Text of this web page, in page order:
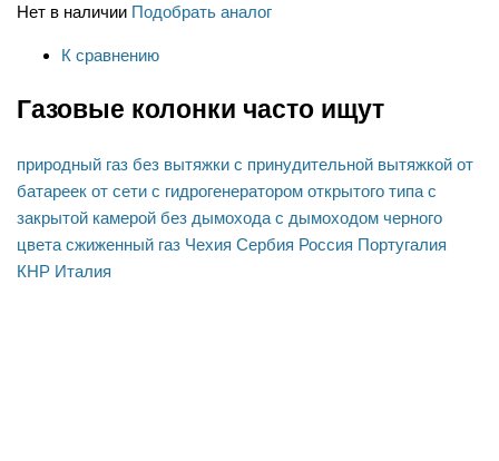
Нет в наличии Подобрать аналог
К сравнению
Газовые колонки часто ищут
природный газ без вытяжки с принудительной вытяжкой от
батареек от сети с гидрогенератором открытого типа с
закрытой камерой без дымохода с дымоходом черного
цвета сжиженный газ Чехия Сербия Россия Португалия
КНР Италия